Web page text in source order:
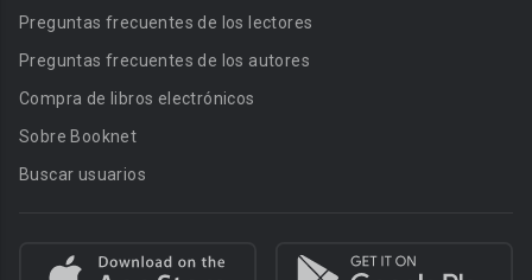
Preguntas frecuentes de los lectores
Preguntas frecuentes de los autores
Compra de libros electrónicos
Sobre Booknet
Buscar usuarios